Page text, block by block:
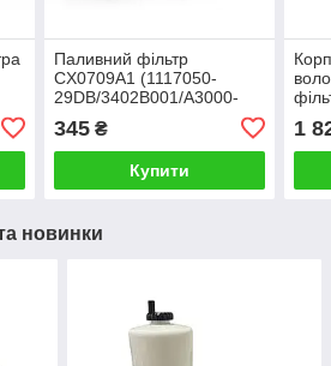
Паливний фільтр
CX0709A1 (1117050-
29DB/3402B001/A3000-
BF9876/FS19787) Різьба
M14 x 1.5
345₴
Купити
1
новинки